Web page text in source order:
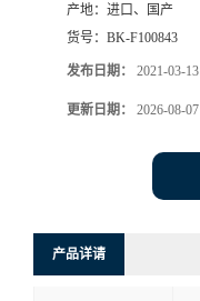
产地： 进口、国产
货号： BK-F100843
发布日期： 2021-03-13
更新日期： 2026-08-07
产品详请